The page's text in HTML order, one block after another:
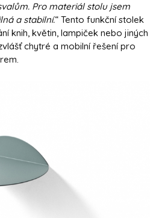
Pro materiál stolu jsem
a stabilní.“ Tento funkční stolek
knih, květin, lampiček nebo jiných
chytré a mobilní řešení pro